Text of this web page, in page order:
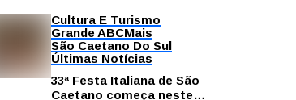
Cultura E Turismo
Grande ABCMais
São Caetano Do Sul
Últimas Notícias
33ª Festa Italiana de São
Caetano começa neste